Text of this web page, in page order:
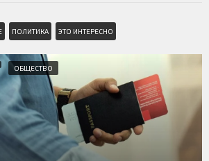
ПОЛИТИКА ЭТО ИНТЕРЕСНО
ОБЩЕСТВО